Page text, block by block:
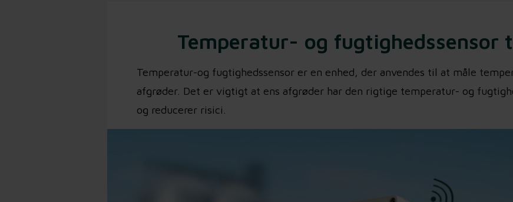
Temperatur- og fugtighedssensor
Temperatur-og fugtighedssensor er en enhed, der anvendes til at måle
afgrøder. Det er vigtigt at ens afgrøder har den rigtige temperatur- og
og reducerer risici.